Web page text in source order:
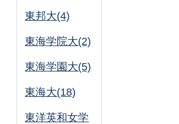
東邦大(4)
東海学院大(2)
東海学園大(5)
東海大(18)
東洋英和女学